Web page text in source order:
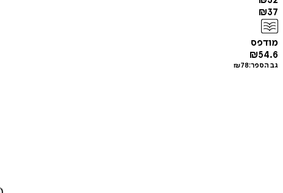
₪37
מודפס
₪54.6
גב הספר: ₪78